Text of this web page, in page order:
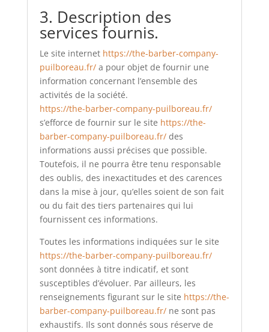
3. Description des
services fournis.
Le site internet https://the-barber-company-
puilboreau.fr/a pour objet de fournir une
information concernant l’ensemble des
activités de la société.
https://the-barber-company-puilboreau.fr/
s’efforce de fournir sur le site https://the-
barber-company-puilboreau.fr/des
informations aussi précises que possible.
Toutefois, il ne pourra être tenu responsable
des oublis, des inexactitudes et des carences
dans la mise à jour, qu’elles soient de son fait
ou du fait des tiers partenaires qui lui
fournissent ces informations.
Toutes les informations indiquées sur le site
https://the-barber-company-puilboreau.fr/
sont données à titre indicatif, et sont
susceptibles d’évoluer. Par ailleurs, les
renseignements figurant sur le site https://the-
barber-company-puilboreau.fr/ne sont pas
exhaustifs. Ils sont donnés sous réserve de